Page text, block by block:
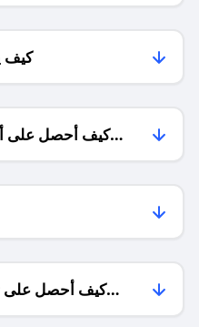
كيف
كيف أحصل على
كيف أحصل على